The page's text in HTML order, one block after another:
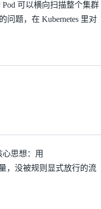
可以横向扫描整个集群
题，在 Kubernetes 里对
思想：用
，没被规则显式放行的流